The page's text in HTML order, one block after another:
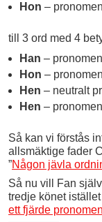
Hon –
till 3 ord med 4
Han –
Hon –
Hen – neutralt
Hen –
Så kan vi förstås
allsmäktige fader
”Någon jävla
Så nu vill Fan
tredje könet
ett fjärde pronomen